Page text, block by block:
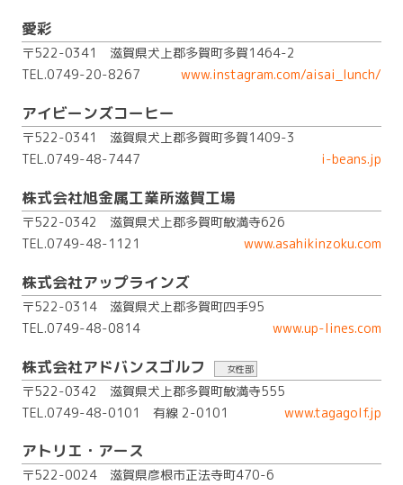
愛彩
〒522-0341 滋賀県犬上郡多賀町多賀1464-2
TEL.0749-20-8267
www.instagram.com/aisai_lunch/
アイビーンズコーヒー
〒522-0341 滋賀県犬上郡多賀町多賀1409-3
TEL.0749-48-7447
i-beans.jp
株式会社旭金属工業所滋賀工場
〒522-0342 滋賀県犬上郡多賀町敏満寺626
TEL.0749-48-1121
www.asahikinzoku.com
株式会社アップラインズ
〒522-0314 滋賀県犬上郡多賀町四手95
TEL.0749-48-0814
www.up-lines.com
株式会社アドバンスゴルフ 女性部
〒522-0342 滋賀県犬上郡多賀町敏満寺555
TEL.0749-48-0101
有線 2-0101 www.tagagolf.jp
アトリエ・アース
〒522-0024 滋賀県彦根市正法寺町470-6